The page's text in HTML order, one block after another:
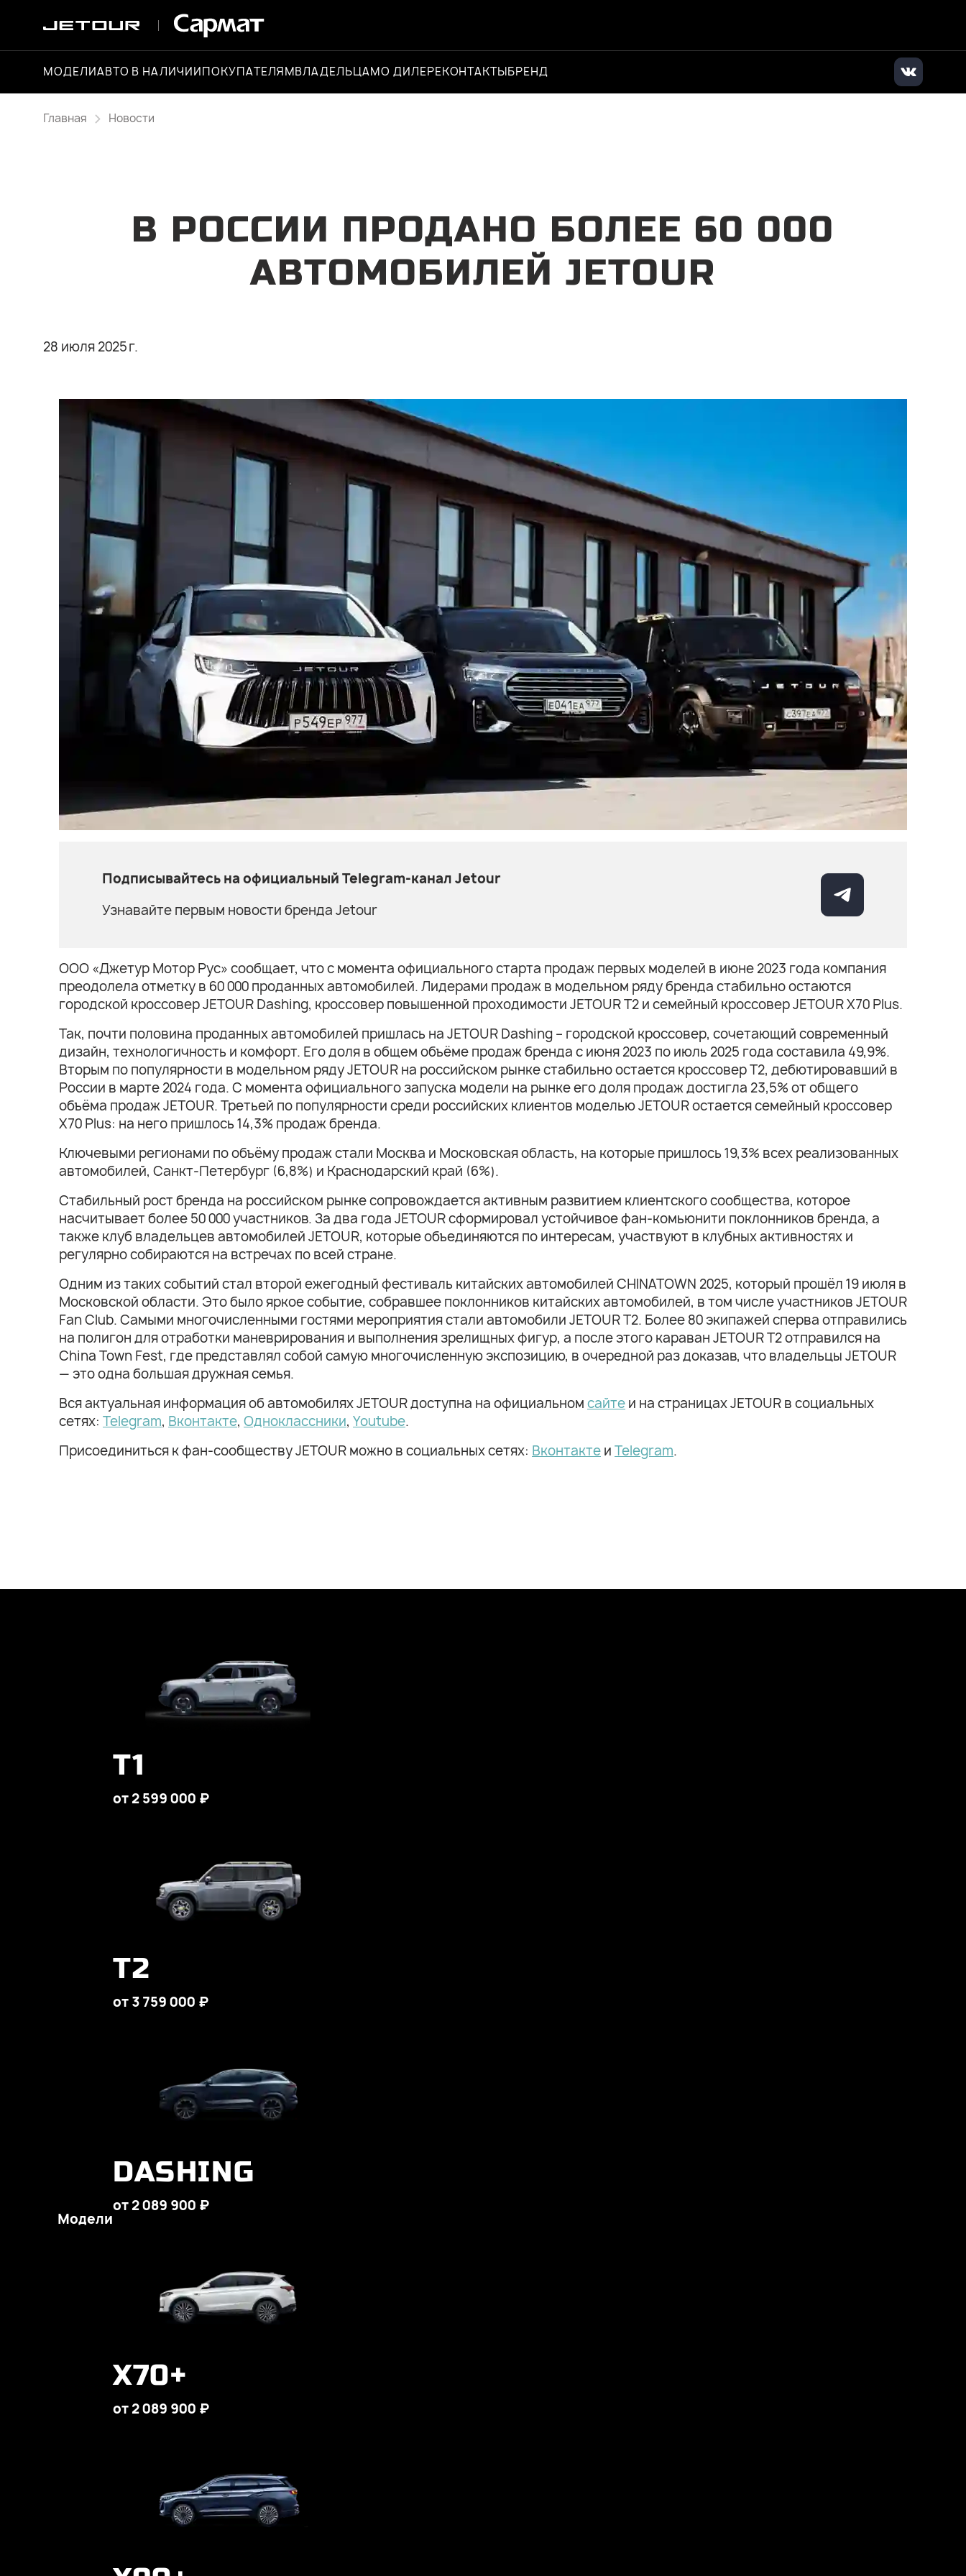
МОДЕЛИАВТО В НАЛИЧИИПОКУПАТЕЛЯМВЛАДЕЛЬЦАМО ДИЛЕРЕКОНТАКТЫБРЕНД
Главная Новости
В РОССИИ ПРОДАНО БОЛЕЕ 60 000
АВТОМОБИЛЕЙ JETOUR
28 июля 2025 г.
Подписывайтесь на официальный Telegram-канал Jetour
Узнавайте первым новости бренда Jetour
ООО «Джетур Мотор Рус» сообщает, что с момента официального старта продаж первых моделей в июне 2023 года компания
преодолела отметку в 60 000 проданных автомобилей. Лидерами продаж в модельном ряду бренда стабильно остаются
городской кроссовер JETOUR Dashing, кроссовер повышенной проходимости JETOUR T2 и семейный кроссовер JETOUR X70 Plus.
Так, почти половина проданных автомобилей пришлась на JETOUR Dashing – городской кроссовер, сочетающий современный
дизайн, технологичность и комфорт. Его доля в общем объёме продаж бренда с июня 2023 по июль 2025 года составила 49,9%.
Вторым по популярности в модельном ряду JETOUR на российском рынке стабильно остается кроссовер T2, дебютировавший в
России в марте 2024 года. С момента официального запуска модели на рынке его доля продаж достигла 23,5% от общего
объёма продаж JETOUR. Третьей по популярности среди российских клиентов моделью JETOUR остается семейный кроссовер
X70 Plus: на него пришлось 14,3% продаж бренда.
Ключевыми регионами по объёму продаж стали Москва и Московская область, на которые пришлось 19,3% всех реализованных
автомобилей, Санкт-Петербург (6,8%) и Краснодарский край (6%).
Стабильный рост бренда на российском рынке сопровождается активным развитием клиентского сообщества, которое
насчитывает более 50 000 участников. За два года JETOUR сформировал устойчивое фан-комьюнити поклонников бренда, а
также клуб владельцев автомобилей JETOUR, которые объединяются по интересам, участвуют в клубных активностях и
регулярно собираются на встречах по всей стране.
Одним из таких событий стал второй ежегодный фестиваль китайских автомобилей CHINATOWN 2025, который прошёл 19 июля в
Московской области. Это было яркое событие, собравшее поклонников китайских автомобилей, в том числе участников JETOUR
Fan Club. Самыми многочисленными гостями мероприятия стали автомобили JETOUR T2. Более 80 экипажей сперва отправились
на полигон для отработки маневрирования и выполнения зрелищных фигур, а после этого караван JETOUR T2 отправился на
China Town Fest, где представлял собой самую многочисленную экспозицию, в очередной раз доказав, что владельцы JETOUR
— это одна большая дружная семья.
Вся актуальная информация об автомобилях JETOUR доступна на официальном сайте и на страницах JETOUR в социальных
сетях: Telegram, Вконтакте, Одноклассники, Youtube.
Присоединиться к фан-сообществу JETOUR можно в социальных сетях: Вконтакте и Telegram.
Модели
T1
от 2 599 000 ₽
T2
от 3 759 000 ₽
DASHING
от 2 089 900 ₽
X70+
от 2 089 900 ₽